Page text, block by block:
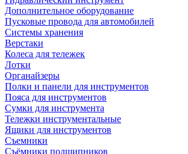
Дополнительное оборудование
Пусковые провода для автомобилей
Системы хранения
Верстаки
Колеса для тележек
Лотки
Органайзеры
Полки и панели для инструментов
Пояса для инструментов
Сумки для инструмента
Тележки инструментальные
Ящики для инструментов
Съемники
Съёмники подшипников